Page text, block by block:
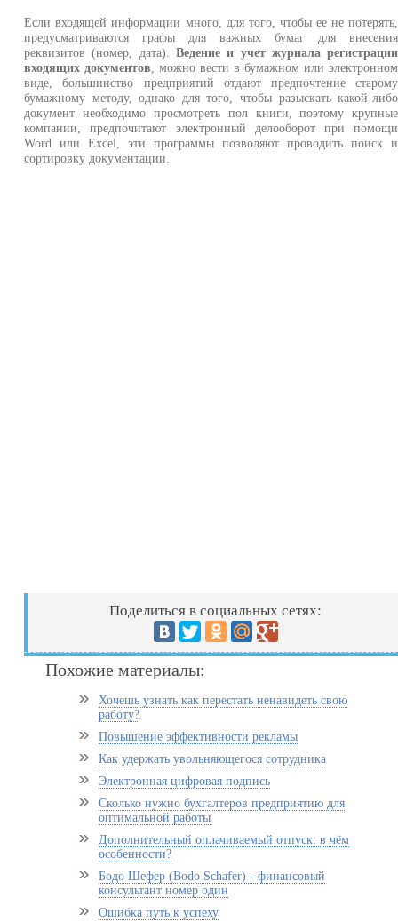
Если входящей информации много, для того, чтобы ее не потерять,
предусматриваются графы для важных бумаг для внесения
реквизитов (номер, дата).Ведение и учет журнала регистрации
входящих документов , можно вести в бумажном или электронном
виде, большинство предприятий отдают предпочтение старому
бумажному методу, однако для того, чтобы разыскать какой-либо
документ необходимо просмотреть пол книги, поэтому крупные
компании, предпочитают электронный делооборот при помощи
Word или Excel, эти программы позволяют проводить поиск и
сортировку документации.
Поделиться в социальных сетях:
Похожие материалы:
Хочешь узнать как перестать ненавидеть свою
работу?
Повышение эффективности рекламы
Как удержать увольняющегося сотрудника
Электронная цифровая подпись
Сколько нужно бухгалтеров предприятию для
оптимальной работы
Дополнительный оплачиваемый отпуск: в чём
особенности?
Бодо Шефер (Bodo Schafer) - финансовый
консультант номер один
Ошибка путь к успеху